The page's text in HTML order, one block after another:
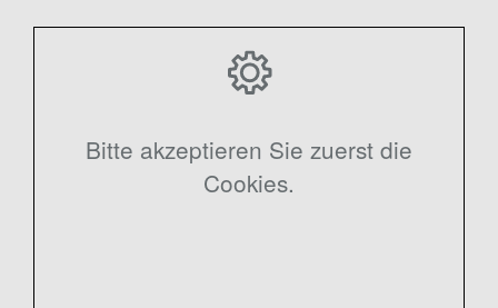
Bitte akzeptieren Sie zuerst die
Cookies.